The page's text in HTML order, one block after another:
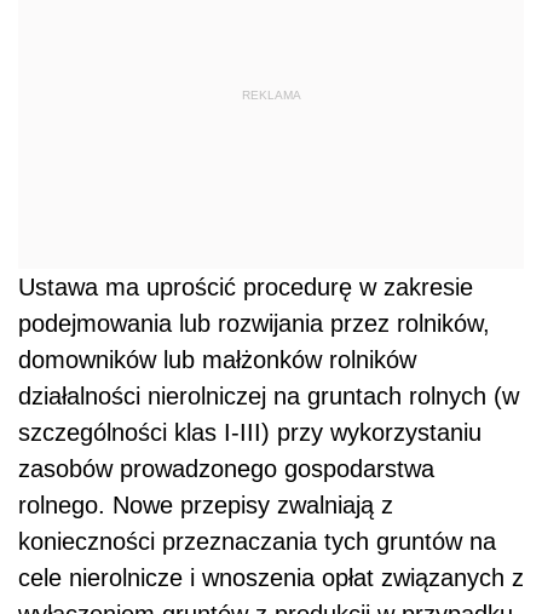
REKLAMA
Ustawa ma uprościć procedurę w zakresie
podejmowania lub rozwijania przez rolników,
domowników lub małżonków rolników
działalności nierolniczej na gruntach rolnych (w
szczególności klas I-III) przy wykorzystaniu
zasobów prowadzonego gospodarstwa
rolnego. Nowe przepisy zwalniają z
konieczności przeznaczania tych gruntów na
cele nierolnicze i wnoszenia opłat związanych z